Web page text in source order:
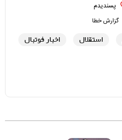
پسندیدم
گزارش خطا
استقلال اخبار فوتبال